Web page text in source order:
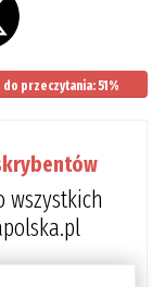
przeczytania: 51%
wszystkich